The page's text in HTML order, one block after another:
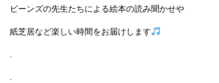
ビーンズの先生たちによる絵本の読み聞かせや
紙芝居など楽しい時間をお届けします
.
.